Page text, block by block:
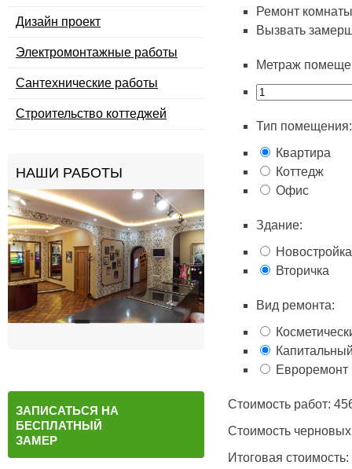
Дизайн проект
Электромонтажные работы
Сантехнические работы
Строительство коттеджей
НАШИ РАБОТЫ
ЗАПИСАТЬСЯ НА
БЕСПЛАТНЫЙ
ЗАМЕР
Ремонт комнаты
Вызвать
Метраж
Тип помещения:
Квартира
Коттедж
Офис
Здание:
Новостройка
Вторичка
Вид ремонта:
Евроремонт
Стоимость работ:
Стоимость
Итоговая стоимость: